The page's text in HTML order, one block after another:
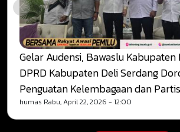
Gelar Audensi, Bawaslu Kabupaten
DPRD Kabupaten Deli Serdang
Penguatan Kelembagaan dan
humas Rabu, April 22, 2026 - 12:00